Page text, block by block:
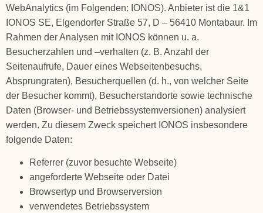
WebAnalytics (im Folgenden: IONOS). Anbieter ist die 1&1
IONOS SE, Elgendorfer Straße 57, D – 56410 Montabaur. Im
Rahmen der Analysen mit IONOS können u. a.
Besucherzahlen und –verhalten (z. B. Anzahl der
Seitenaufrufe, Dauer eines Webseitenbesuchs,
Absprungraten), Besucherquellen (d. h., von welcher Seite
der Besucher kommt), Besucherstandorte sowie technische
Daten (Browser- und Betriebssystemversionen) analysiert
werden. Zu diesem Zweck speichert IONOS insbesondere
folgende Daten:
Referrer (zuvor besuchte Webseite)
angeforderte Webseite oder Datei
Browsertyp und Browserversion
verwendetes Betriebssystem